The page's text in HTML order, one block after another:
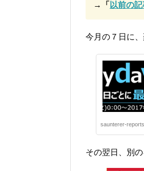
→「 以前の
今月の７日に
saunterer-
その翌日、別